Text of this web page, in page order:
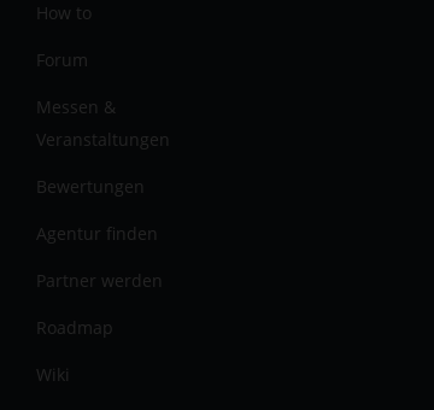
How to
Forum
Messen &
Veranstaltungen
Bewertungen
Agentur finden
Partner werden
Roadmap
Wiki